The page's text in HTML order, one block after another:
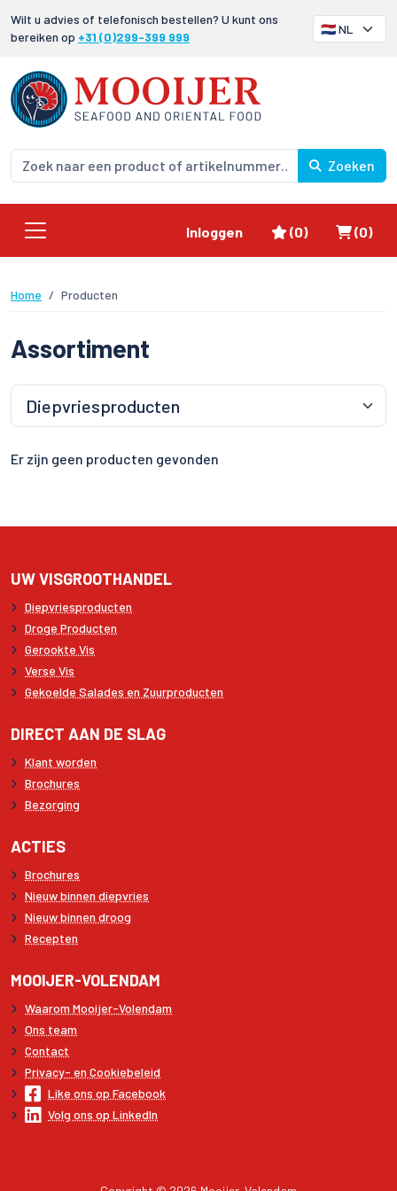
Wilt u advies of telefonisch bestellen? U kunt ons
bereiken op +31 (0)299-399 999
Zoeken
Inloggen Favorieten
(0) (0)
Home Producten
Assortiment
Er zijn geen producten gevonden
UW VISGROOTHANDEL
Diepvriesproducten
Droge Producten
Gerookte Vis
Verse Vis
Gekoelde Salades en Zuurproducten
DIRECT AAN DE SLAG
Klant worden
Brochures
Bezorging
ACTIES
Brochures
Nieuw binnen diepvries
Nieuw binnen droog
Recepten
MOOIJER-VOLENDAM
Waarom Mooijer-Volendam
Ons team
Contact
Privacy- en Cookiebeleid
Like ons op Facebook
Volg ons op LinkedIn